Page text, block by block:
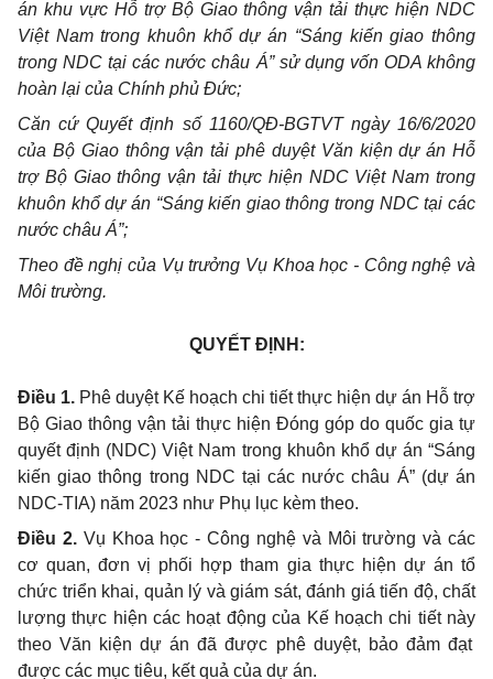
án khu vực Hỗ trợ Bộ Giao thông vận tải thực hiện NDC
Việt Nam trong khuôn khổ dự án “Sáng kiến giao thông
trong NDC tại các nước châu Á” sử dụng vốn ODA không
hoàn lại của Chính phủ Đức;
Căn cứ Quyết định số 1160/QĐ-BGTVT ngày 16/6/2020
của Bộ Giao thông vận tải phê duyệt Văn kiện dự án Hỗ
trợ Bộ Giao thông vận tải thực hiện NDC Việt Nam trong
khuôn khổ dự án “Sáng kiến giao thông trong NDC tại các
nước châu Á”;
Theo đề nghị của Vụ trưởng Vụ Khoa học - Công nghệ và
Môi trường.
QUYẾT ĐỊNH:
Điều 1. Phê duyệt Kế hoạch chi tiết thực hiện dự án Hỗ trợ
Bộ Giao thông vận tải thực hiện Đóng góp do quốc gia tự
quyết định (NDC) Việt Nam trong khuôn khổ dự án “Sáng
kiến giao thông trong NDC tại các nước châu Á”(dự án
NDC-TIA) năm 2023 như Phụ lục kèm theo.
Điều 2.Vụ Khoa học - Công nghệ và Môi trường và các
cơ quan, đơn vị phối hợp tham gia thực hiện dự án tổ
chức triển khai, quản lý và giám sát, đánh giá tiến độ, chất
lượng thực hiện các hoạt động của Kế hoạch chi tiết này
theo Văn kiện dự án đã được phê duyệt, bảo đảm đạt
được các mục tiêu, kết quả của dự án.